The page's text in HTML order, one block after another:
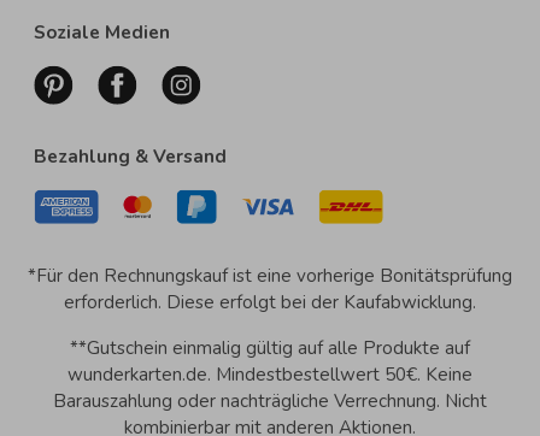
Soziale Medien
Bezahlung & Versand
*Für den Rechnungskauf ist eine vorherige Bonitätsprüfung
erforderlich. Diese erfolgt bei der Kaufabwicklung.
**Gutschein einmalig gültig auf alle Produkte auf
wunderkarten.de. Mindestbestellwert 50€. Keine
Barauszahlung oder nachträgliche Verrechnung. Nicht
kombinierbar mit anderen Aktionen.